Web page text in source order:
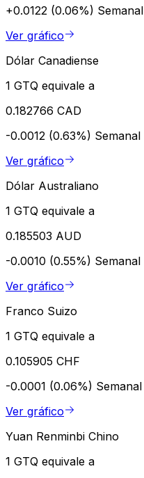
+0.0122 (0.06%) Semanal
Ver gráfico
Dólar Canadiense
1 GTQ equivale a
0.182766 CAD
-0.0012 (0.63%) Semanal
Ver gráfico
Dólar Australiano
1 GTQ equivale a
0.185503 AUD
-0.0010 (0.55%) Semanal
Ver gráfico
Franco Suizo
1 GTQ equivale a
0.105905 CHF
-0.0001 (0.06%) Semanal
Ver gráfico
Yuan Renminbi Chino
1 GTQ equivale a